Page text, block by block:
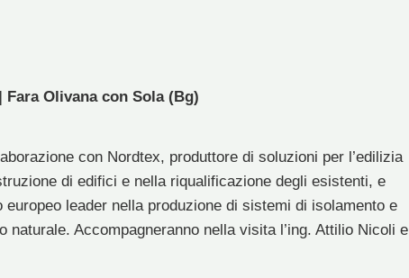
Olivana con Sola (Bg)
con Nordtex, produttore di soluzioni per l’edilizia
di edifici e nella riqualificazione degli esistenti, e
leader nella produzione di sistemi di isolamento e
naturale. Accompagneranno nella visita l’ing. Attilio Nicoli e